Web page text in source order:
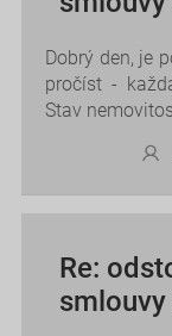
Dobrý den, je
pročíst -
Stav
Re: